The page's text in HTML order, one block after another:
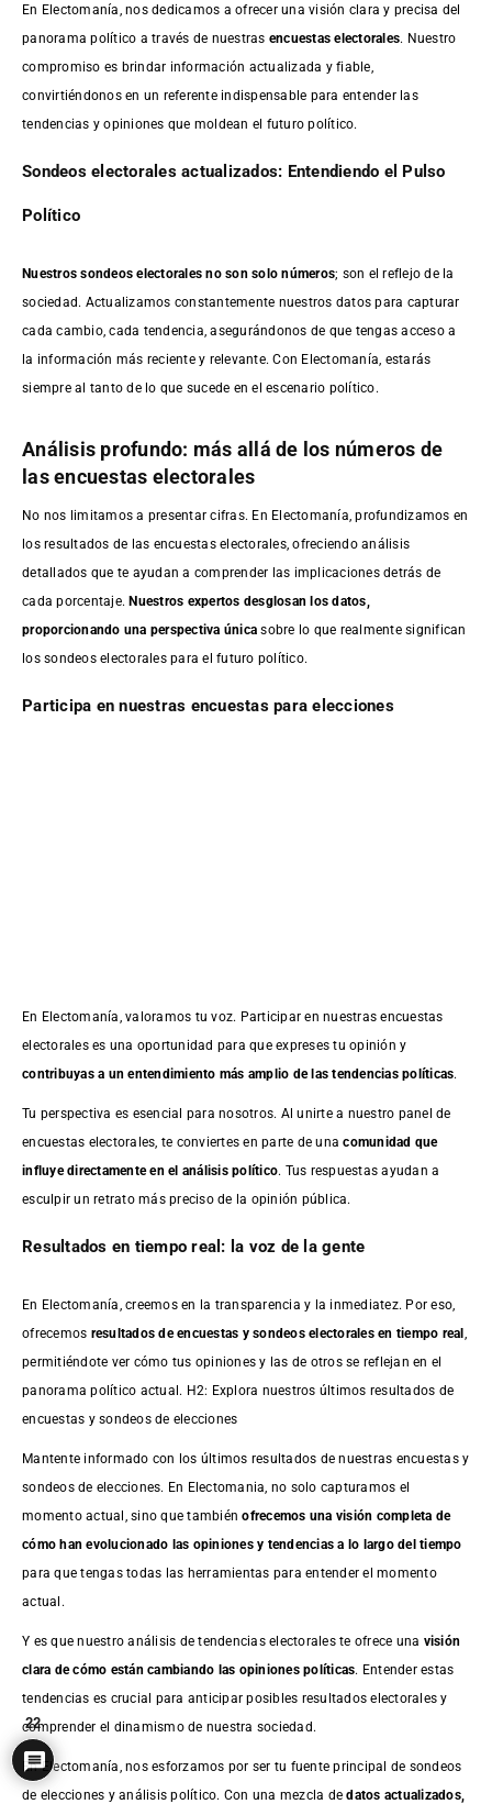
En Electomanía, nos dedicamos a ofrecer una visión clara y precisa del
panorama político a través de nuestras encuestas electorales. Nuestro
compromiso es brindar información actualizada y fiable,
convirtiéndonos en un referente indispensable para entender las
tendencias y opiniones que moldean el futuro político.
Sondeos electorales actualizados: Entendiendo el Pulso
Político
Nuestros sondeos electorales no son solo números; son el reflejo de la
sociedad. Actualizamos constantemente nuestros datos para capturar
cada cambio, cada tendencia, asegurándonos de que tengas acceso a
la información más reciente y relevante. Con Electomanía, estarás
siempre al tanto de lo que sucede en el escenario político.
Análisis profundo: más allá de los números de
las encuestas electorales
No nos limitamos a presentar cifras. En Electomanía, profundizamos en
los resultados de las encuestas electorales, ofreciendo análisis
detallados que te ayudan a comprender las implicaciones detrás de
cada porcentaje.Nuestros expertos desglosan los datos,
proporcionando una perspectiva única sobre lo que realmente significan
los sondeos electorales para el futuro político.
Participa en nuestras encuestas para elecciones
En Electomanía, valoramos tu voz. Participar en nuestras encuestas
electorales es una oportunidad para que expreses tu opinión y
contribuyas a un entendimiento más amplio de las tendencias políticas.
Tu perspectiva es esencial para nosotros. Al unirte a nuestro panel de
encuestas electorales, te conviertes en parte de unacomunidad que
influye directamente en el análisis político. Tus respuestas ayudan a
esculpir un retrato más preciso de la opinión pública.
Resultados en tiempo real: la voz de la gente
En Electomanía, creemos en la transparencia y la inmediatez. Por eso,
ofrecemos resultados deencuestas y sondeos electorales en tiempo real
permitiéndote ver cómo tus opiniones y las de otros se reflejan en el
panorama político actual. H2: Explora nuestros últimos resultados de
encuestas y sondeos de elecciones
Mantente informado con los últimos resultados de nuestras encuestasy
sondeos de elecciones. En Electomania, no solo capturamos el
momento actual, sino que tambiénofrecemos una visión completa de
cómo han evolucionado las opiniones y tendencias a lo largo del tiempo
para que tengas todas las herramientas para entender el momento
actual.
Y es que nuestro análisis de tendencias electorales te ofrece una visión
clara de cómo están cambiando las opiniones políticas. Entender estas
tendencias es crucial para anticipar posibles resultados electorales y
comprender el dinamismo de nuestra sociedad.
En Electomanía, nos esforzamos por ser tu fuente principal de sondeos
de elecciones y análisis político. Con una mezcla dedatos actualizados,
22